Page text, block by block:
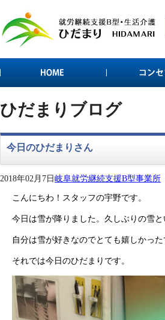
ひだまりブログ
今日のひだまりさん
2018年02月7日岐阜就労継続支援B型事業所
こんにちわ！スタッフの宇野です。
今日は雪が降りました。久しぶりの雪
自分は雪が好きなのでとても嬉しかっ
それでは今日のひだまりです。